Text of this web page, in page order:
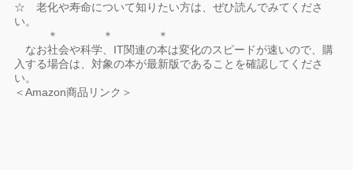
☆ 老化や寿命について知りたい方は、ぜひ読んでみてくださ
い。
＊ ＊ ＊
なお社会や科学、IT関連の本は変化のスピードが速いので、購
入する場合は、対象の本が最新版であることを確認してくださ
い。
＜Amazon商品リンク＞